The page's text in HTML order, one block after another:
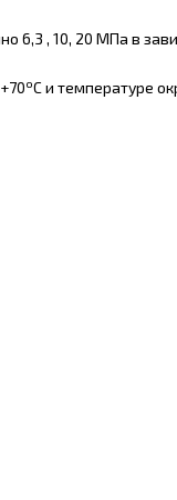
6,3 , 10, 20 МПа в
оС и температуре